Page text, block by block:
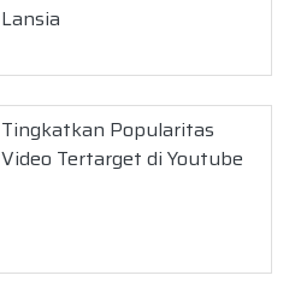
Lansia
Tingkatkan Popularitas
Video Tertarget di Youtube